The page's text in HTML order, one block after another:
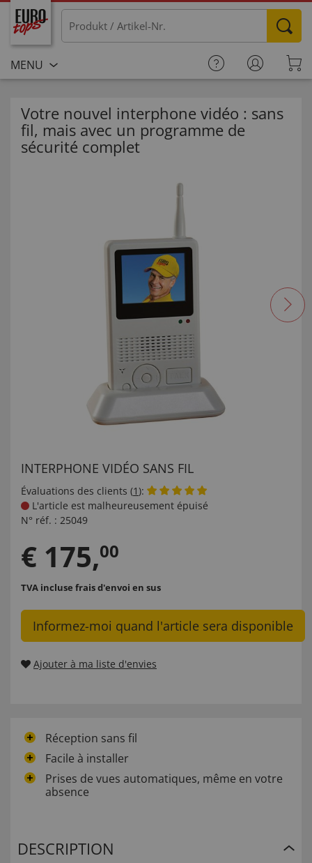
MENU
Votre nouvel interphone vidéo : sans
fil, mais avec un programme de
sécurité complet
INTERPHONE VIDÉO SANS FIL
Évaluations des clients (1):
L'article est malheureusement épuisé
N° réf. : 25049
€ 175,00
TVA incluse frais d'envoi en sus
Informez-moi quand l'article sera disponible
Ajouter à ma liste d'envies
Réception sans fil
Facile à installer
Prises de vues automatiques, même en votre
absence
DESCRIPTION